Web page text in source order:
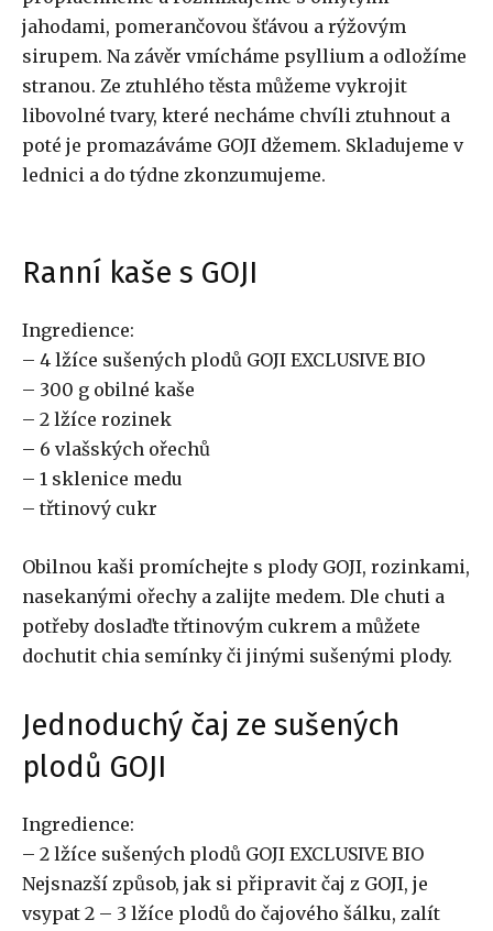
jahodami, pomerančovou šťávou a rýžovým
sirupem. Na závěr vmícháme psyllium a odložíme
stranou. Ze ztuhlého těsta můžeme vykrojit
libovolné tvary, které necháme chvíli ztuhnout a
poté je promazáváme GOJI džemem. Skladujeme v
lednici a do týdne zkonzumujeme.
Ranní kaše s GOJI
Ingredience:
– 4 lžíce sušených plodů GOJI EXCLUSIVE BIO
– 300 g obilné kaše
– 2 lžíce rozinek
– 6 vlašských ořechů
– 1 sklenice medu
– třtinový cukr
Obilnou kaši promíchejte s plody GOJI, rozinkami,
nasekanými ořechy a zalijte medem. Dle chuti a
potřeby doslaďte třtinovým cukrem a můžete
dochutit chia semínky či jinými sušenými plody.
Jednoduchý čaj ze sušených
plodů GOJI
Ingredience:
– 2 lžíce sušených plodů GOJI EXCLUSIVE BIO
Nejsnazší způsob, jak si připravit čaj z GOJI, je
vsypat 2 – 3 lžíce plodů do čajového šálku, zalít